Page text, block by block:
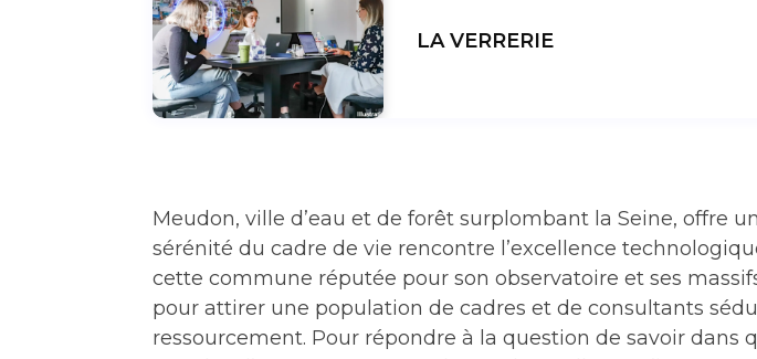
LA VERRERIE
Meudon, ville d’eau et de forêt surplombant la Seine, offre
sérénité du cadre de vie rencontre l’excellence
cette commune réputée pour son observatoire et ses
pour attirer une population de cadres et de consultants
ressourcement. Pour répondre à la question de savoir dans